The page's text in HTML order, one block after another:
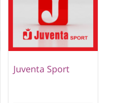
Juventa Sport